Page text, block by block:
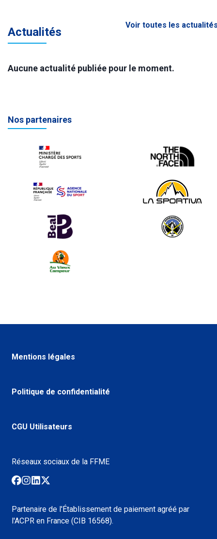
Actualités
Voir toutes les
Aucune actualité publiée pour le moment.
Nos partenaires
Mentions légales
Politique de confidentialité
CGU Utilisateurs
Partenaire de l'Établissement de paiement agréé par
l'ACPR en France (CIB 16568).
Réseaux sociaux de la FFME